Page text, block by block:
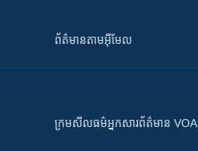
ព័ត៌មាន​តាម​អ៊ីមែល
ក្រម​​​សីលធម៌​​​អ្នក​​​សារព័ត៌មាន VOA